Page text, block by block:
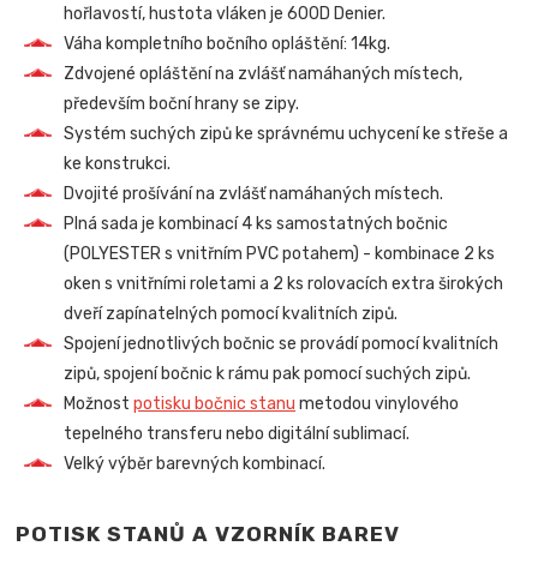
hořlavostí, hustota vláken je 600D Denier.
Váha kompletního bočního opláštění: 14kg.
Zdvojené opláštění na zvlášť namáhaných místech,
především boční hrany se zipy.
Systém suchých zipů ke správnému uchycení ke střeše a
ke konstrukci.
Dvojité prošívání na zvlášť namáhaných místech.
Plná sada je kombinací 4 ks samostatných bočnic
(POLYESTER s vnitřním PVC potahem) - kombinace 2 ks
oken s vnitřními roletami a 2 ks rolovacích extra širokých
dveří zapínatelných pomocí kvalitních zipů.
Spojení jednotlivých bočnic se provádí pomocí kvalitních
zipů, spojení bočnic k rámu pak pomocí suchých zipů.
Možnostpotisku bočnic stanu metodou vinylového
tepelného transferu nebo digitální sublimací.
Velký výběr barevných kombinací.
POTISK STANŮ A VZORNÍK BAREV